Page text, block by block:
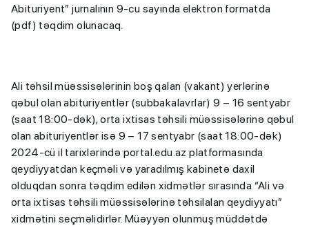
Abituriyent” jurnalının 9-cu sayında elektron formatda
(pdf) təqdim olunacaq.
Ali təhsil müəssisələrinin boş qalan (vakant) yerlərinə
qəbul olan abituriyentlər (subbakalavrlar) 9 – 16 sentyabr
(saat 18:00-dək), orta ixtisas təhsili müəssisələrinə qəbul
olan abituriyentlər isə 9 – 17 sentyabr (saat 18:00-dək)
2024-cü il tarixlərində portal.edu.az platformasında
qeydiyyatdan keçməli və yaradılmış kabinetə daxil
olduqdan sonra təqdim edilən xidmətlər sırasında “Ali və
orta ixtisas təhsili müəssisələrinə təhsilalan qeydiyyatı”
xidmətini seçməlidirlər. Müəyyən olunmuş müddətdə